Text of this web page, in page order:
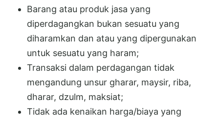
Barang atau produk jasa yang
diperdagangkan bukan sesuatu yang
diharamkan dan atau yang dipergunakan
untuk sesuatu yang haram;
Transaksi dalam perdagangan tidak
mengandung unsur gharar, maysir, riba,
dharar, dzulm, maksiat;
Tidak ada kenaikan harga/biaya yang